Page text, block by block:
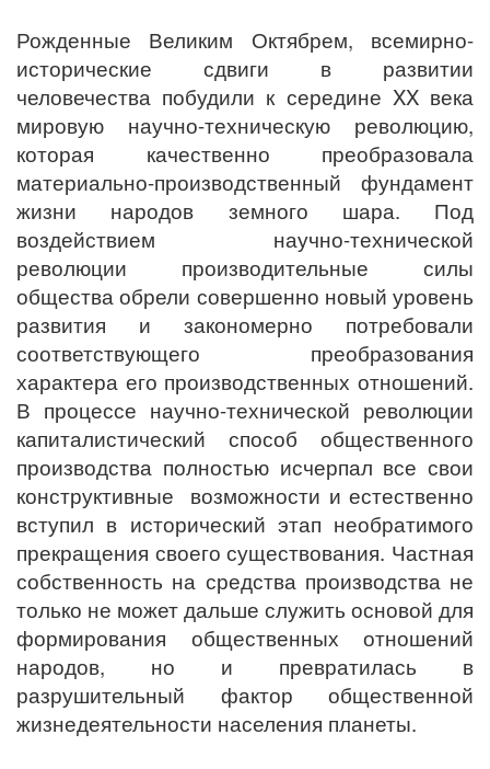
Рожденные Великим Октябрем, всемирно-
исторические сдвиги в развитии
человечества побудили к середине XX века
мировую научно-техническую революцию,
которая качественно преобразовала
материально-производственный фундамент
жизни народов земного шара. Под
воздействием научно-технической
революции производительные силы
общества обрели совершенно новый уровень
развития и закономерно потребовали
соответствующего преобразования
характера его производственных отношений.
В процессе научно-технической революции
капиталистический способ общественного
производства полностью исчерпал все свои
конструктивные возможности и естественно
вступил в исторический этап необратимого
прекращения своего существования. Частная
собственность на средства производства не
только не может дальше служить основой для
формирования общественных отношений
народов, но и превратилась в
разрушительный фактор общественной
жизнедеятельности населения планеты.